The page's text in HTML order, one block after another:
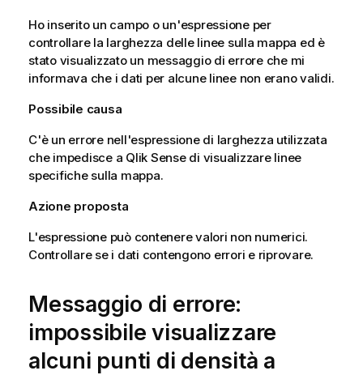
Ho inserito un campo o un'espressione per
controllare la larghezza delle linee sulla mappa ed è
stato visualizzato un messaggio di errore che mi
informava che i dati per alcune linee non erano validi.
Possibile causa
C'è un errore nell'espressione di larghezza utilizzata
che impedisce a Qlik Sensedi visualizzare linee
specifiche sulla mappa.
Azione proposta
L'espressione può contenere valori non numerici.
Controllare se i dati contengono errori e riprovare.
Messaggio di errore:
impossibile visualizzare
alcuni punti di densità a